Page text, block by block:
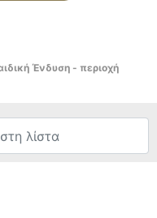
Ένδυση - περιοχή